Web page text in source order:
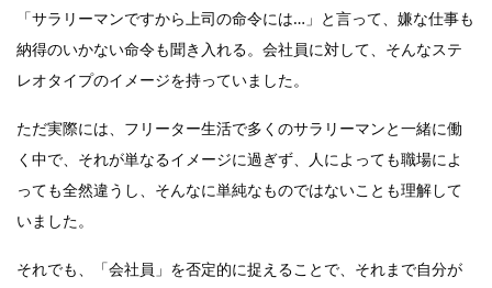
「サラリーマンですから上司の命令には…」と言って、嫌な仕事も
納得のいかない命令も聞き入れる。会社員に対して、そんなステ
レオタイプのイメージを持っていました。
ただ実際には、フリーター生活で多くのサラリーマンと一緒に働
く中で、それが単なるイメージに過ぎず、人によっても職場によ
っても全然違うし、そんなに単純なものではないことも理解して
いました。
それでも、「会社員」を否定的に捉えることで、それまで自分が